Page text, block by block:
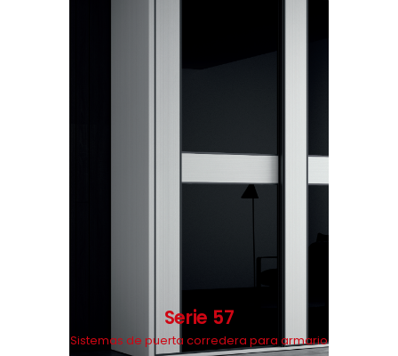
Serie 57
Sistemas de puerta corredera para armario